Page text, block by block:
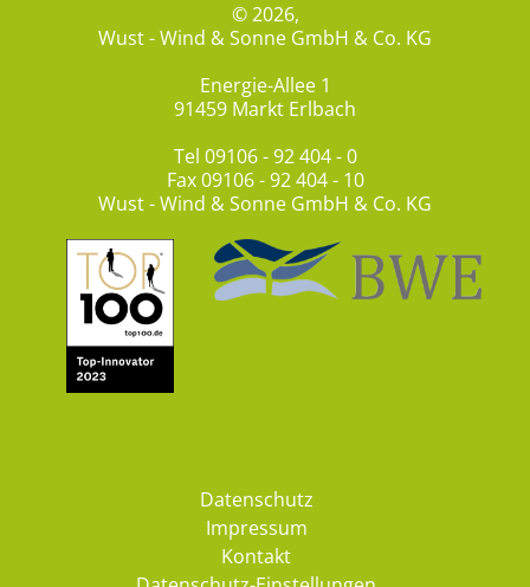
© 2026,
Wust - Wind & Sonne GmbH & Co. KG
Energie-Allee 1
91459 Markt Erlbach
Tel 09106 - 92 404 - 0
Fax 09106 - 92 404 - 10
Wust - Wind & Sonne GmbH & Co. KG
Datenschutz
Impressum
Kontakt